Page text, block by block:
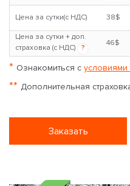
Цена за сутки(с НДС) 38$
Цена за сутки + доп.
страховка (с НДС)
?
46$
* Ознакомиться с условиями
** Дополнительная
Заказать